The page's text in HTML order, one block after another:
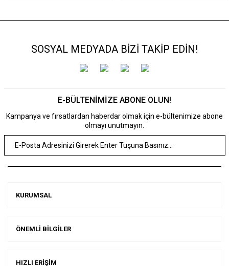
SOSYAL MEDYADA BİZİ TAKİP EDİN!
E-BÜLTENİMİZE ABONE OLUN!
Kampanya ve fırsatlardan haberdar olmak için e-bültenimize abone
olmayı unutmayın.
KURUMSAL
ÖNEMLİ BİLGİLER
HIZLI ERİŞİM